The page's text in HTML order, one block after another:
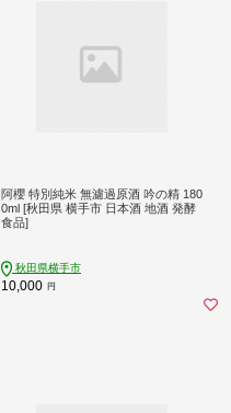
阿櫻 特別純米 無濾過原酒 吟の精 180
0ml [秋田県 横手市 日本酒 地酒 発酵
食品]
秋田県横手市
10,000 円